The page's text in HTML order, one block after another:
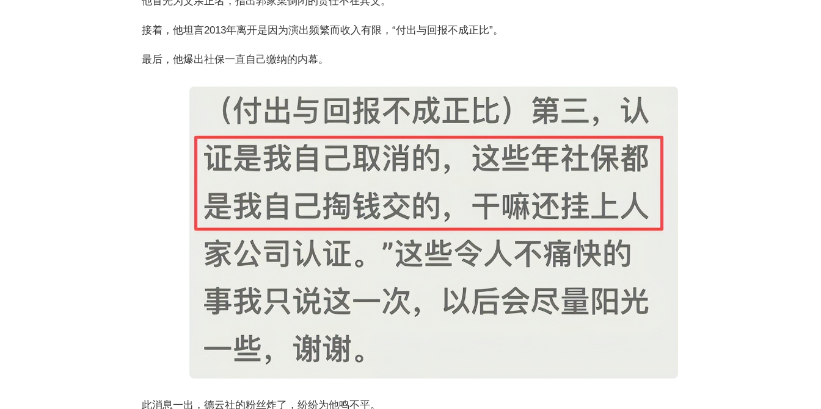
接着，他坦言2013年离开是因为演出频繁而收入有限，“付出与回报不成正比”。
最后，他爆出社保一直自己缴纳的内幕。
此消息一出，德云社的粉丝炸了，纷纷为他鸣不平。